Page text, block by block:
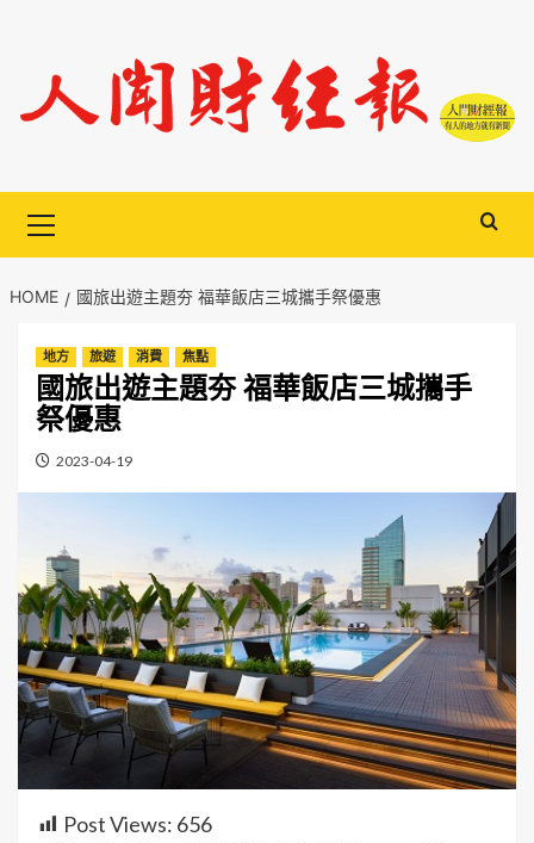
content
Menu
HOME 國旅出遊主題夯 福華飯店三城攜手祭優惠
地方 旅遊 消費 焦點
國旅出遊主題夯 福華飯店三城攜手
祭優惠
2023-04-19
Post Views: 656